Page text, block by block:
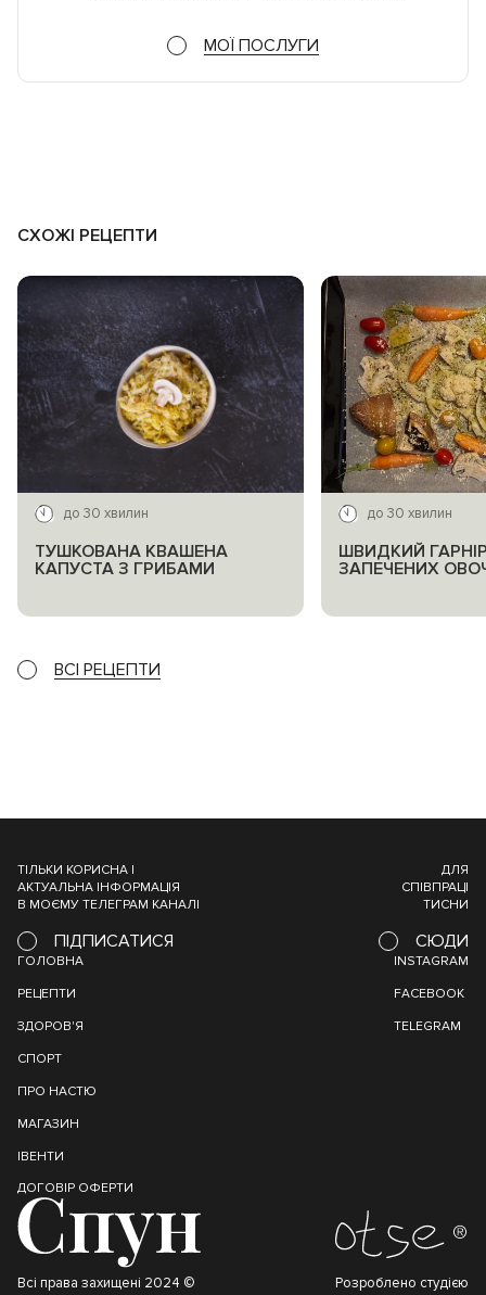
МОЇ ПОСЛУГИ
СХОЖІ РЕЦЕПТИ
до 30 хвилин
ТУШКОВАНА КВАШЕНА
КАПУСТА З ГРИБАМИ
до 30 хвилин
ШВИДКИЙ
ЗАПЕЧЕНИХ
ВСІ РЕЦЕПТИ
ТІЛЬКИ КОРИСНА І
АКТУАЛЬНА ІНФОРМАЦІЯ
В МОЄМУ ТЕЛЕГРАМ КАНАЛІ
ПІДПИСАТИСЯ
ДЛЯ
СПІВПРАЦІ
ТИСНИ
СЮДИ
ГОЛОВНА
РЕЦЕПТИ
ЗДОРОВ'Я
СПОРТ
ПРО НАСТЮ
МАГАЗИН
ІВЕНТИ
ДОГОВІР ОФЕРТИ
INSTAGRAM
FACEBOOK
TELEGRAM
Всі права захищені 2024 © Розроблено студією